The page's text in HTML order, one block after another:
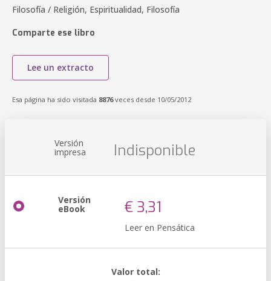
Filosofía / Religión, Espiritualidad, Filosofía
Comparte ese libro
Lee un extracto
Esa página ha sido visitada 8876veces desde 10/05/2012
Versión
impresa Indisponible
Versión
eBook € 3,31
Leer en Pensática
Valor total: